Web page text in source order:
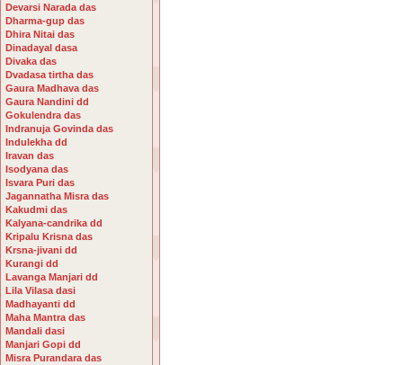
Devarsi Narada das
Dharma-gup das
Dhira Nitai das
Dinadayal dasa
Divaka das
Dvadasa tirtha das
Gaura Madhava das
Gaura Nandini dd
Gokulendra das
Indranuja Govinda das
Indulekha dd
Iravan das
Isodyana das
Isvara Puri das
Jagannatha Misra das
Kakudmi das
Kalyana-candrika dd
Kripalu Krisna das
Krsna-jivani dd
Kurangi dd
Lavanga Manjari dd
Lila Vilasa dasi
Madhayanti dd
Maha Mantra das
Mandali dasi
Manjari Gopi dd
Misra Purandara das